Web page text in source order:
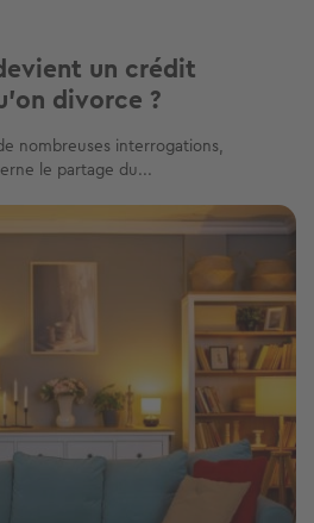
un crédit
divorce ?
nombreuses interrogations,
le partage du...